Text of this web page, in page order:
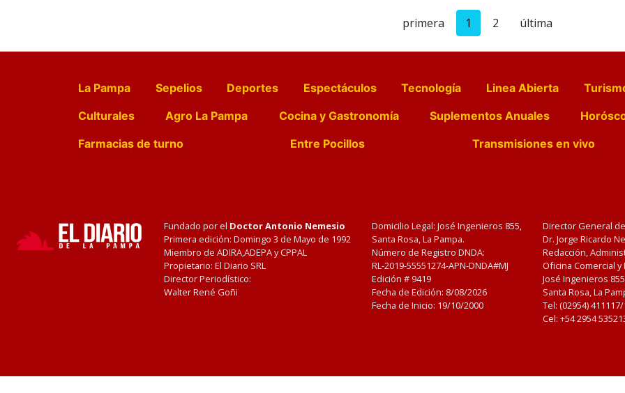
primera 1 2 última
La Pampa Sepelios Deportes Espectáculos Tecnología Linea Abierta
Culturales
Agro La Pampa Cocina y Gastronomía Suplementos Anuales
Farmacias de turno
Entre Pocillos Transmisiones en vivo
Fundado por el Doctor Antonio Nemesio
Primera edición: Domingo 3 de Mayo de 1992
Miembro de ADIRA,ADEPA y CPPAL
Propietario: El Diario SRL
Director Periodístico:
Walter René Goñi
Domicilio Legal: José Ingenieros 855,
Santa Rosa, La Pampa.
Número de Registro DNDA:
RL-2019-55551274-APN-DNDA#MJ
Edición # 9419
Fecha de Edición: 8/08/2026
Fecha de Inicio: 19/10/2000
Director General
Dr. Jorge Ricardo
Redacción,
Oficina Comercial
José Ingenieros
Santa Rosa, La
Tel: (02954)
Cel: +54 2954